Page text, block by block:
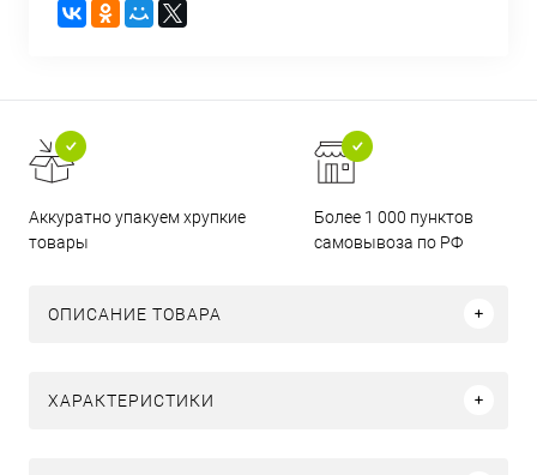
Аккуратно упакуем хрупкие
товары
Более 1 000 пунктов
самовывоза по РФ
ОПИСАНИЕ ТОВАРА
ХАРАКТЕРИСТИКИ